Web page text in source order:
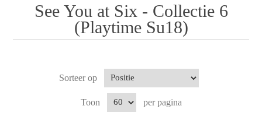
See You at Six - Collectie 6
(Playtime Su18)
Sorteer op
Toon per pagina